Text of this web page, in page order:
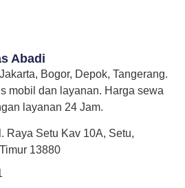
Abadi
Bogor, Depok, Tangerang.
mobil dan layanan. Harga sewa
layanan 24 Jam.
Raya Setu Kav 10A, Setu,
13880